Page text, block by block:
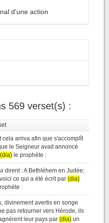
d'une action
569 verset(s) :
cela arriva afin que s'accomplît
le Seigneur avait annoncé
(dia) le prophète :
dirent : A Bethléhem en Judée;
ce qui a été écrit par (dia)
:
divinement avertis en songe
pas retourner vers Hérode, ils
leur pays par (dia) un